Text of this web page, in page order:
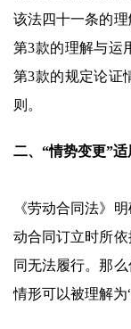
该法四十一条的
第3款的理解与运
第3款的规定论证
则。
二、“情势变更”
《劳动合同法》
动合同订立时所
同无法履行。那
情形可以被理解为